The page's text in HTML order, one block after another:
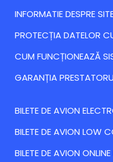
INFORMATIE DESPRE
PROTECȚIA DATELOR
CUM FUNCȚIONEAZĂ
GARANȚIA
BILETE DE AVION
BILETE DE AVION LOW
BILETE DE AVION